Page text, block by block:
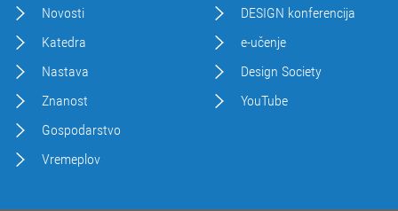
Novosti
Katedra
Nastava
Znanost
Gospodarstvo
Vremeplov
DESIGN konferencija
e-učenje
Design Society
YouTube